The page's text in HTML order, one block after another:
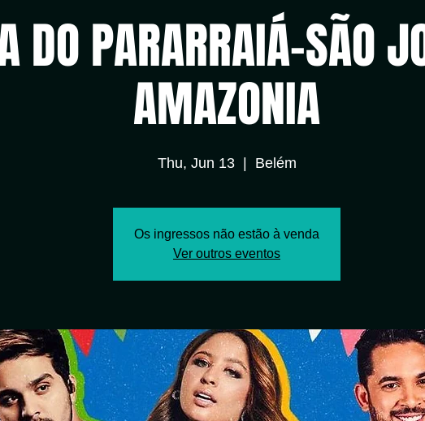
DO PARARRAIÁ-SÃO
AMAZONIA
Thu, Jun 13
  |
Belém
Os ingressos não estão à venda
Ver outros eventos